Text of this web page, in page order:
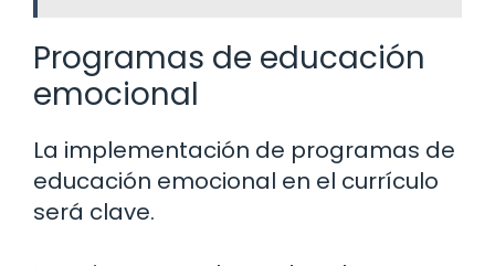
Programas de educación
emocional
La implementación de programas de
educación emocional en el currículo
será clave.